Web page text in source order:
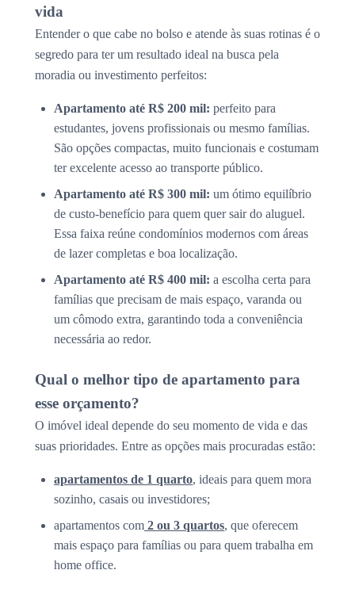
vida
Entender o que cabe no bolso e atende às suas rotinas é o
segredo para ter um resultado ideal na busca pela
moradia ou investimento perfeitos:
Apartamento até R$ 200 mil: perfeito para
estudantes, jovens profissionais ou mesmo famílias.
São opções compactas, muito funcionais e costumam
ter excelente acesso ao transporte público.
Apartamento até R$ 300 mil: um ótimo equilíbrio
de custo-benefício para quem quer sair do aluguel.
Essa faixa reúne condomínios modernos com áreas
de lazer completas e boa localização.
Apartamento até R$ 400 mil: a escolha certa para
famílias que precisam de mais espaço, varanda ou
um cômodo extra, garantindo toda a conveniência
necessária ao redor.
Qual o melhor tipo de apartamento para
esse orçamento?
O imóvel ideal depende do seu momento de vida e das
suas prioridades. Entre as opções mais procuradas estão:
apartamentos de 1 quarto, ideais para quem mora
sozinho, casais ou investidores;
apartamentos com 2 ou 3 quartos, que oferecem
mais espaço para famílias ou para quem trabalha em
home office.